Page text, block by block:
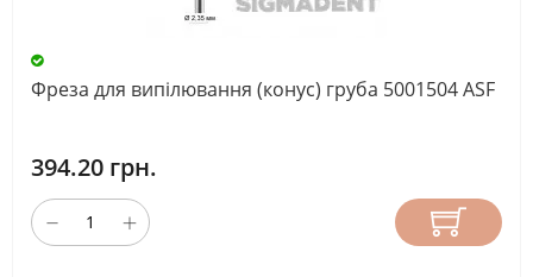
Фреза для випілювання (конус) груба 5001504 ASF
394.20 грн.